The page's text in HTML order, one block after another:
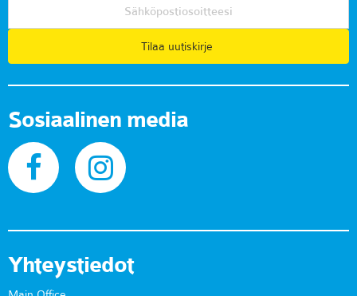
Tilaa uutiskirje
Sosiaalinen media
Yhteystiedot